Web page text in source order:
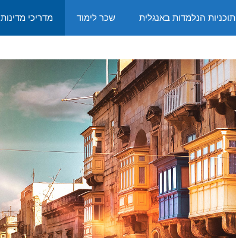
תוכניות הנלמדות באנגלית שכר לימוד מדריכי מדינות